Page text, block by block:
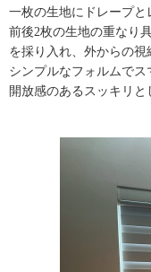
一枚の生地にドレープと
前後2枚の生地の重なり
を採り入れ、外からの視
シンプルなフォルムでス
開放感のあるスッキリと